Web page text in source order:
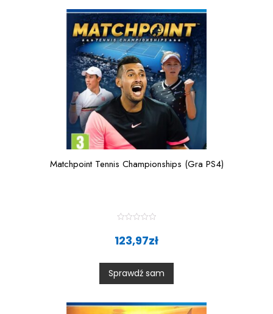
5
Matchpoint Tennis Championships (Gra PS4)
0
o
u
t
5
123,97zł
Sprawdź sam